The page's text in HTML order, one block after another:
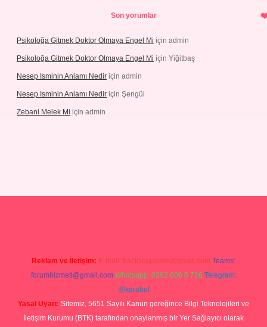
Son yorumlar
Psikoloğa Gitmek Doktor Olmaya Engel Mi için admin
Psikoloğa Gitmek Doktor Olmaya Engel Mi için Yiğitbaş
Nesep Isminin Anlamı Nedir için admin
Nesep Isminin Anlamı Nedir için Şengül
Zebani Melek Mi için admin
Reklam ve İletişim: E-mail: backlinkpaneli@gmail.com Teams:
forumhizmeti@gmail.com Whatsapp: 0262 606 0 726 Telegram:
@karabul
Yasal Uyarı: Sitemiz, 5651 Sayılı Kanun gereğince Bilgi Teknolojileri ve
İletişim Kurumu (BTK) tarafından onaylanmış bir Yer Sağlayıcı olarak